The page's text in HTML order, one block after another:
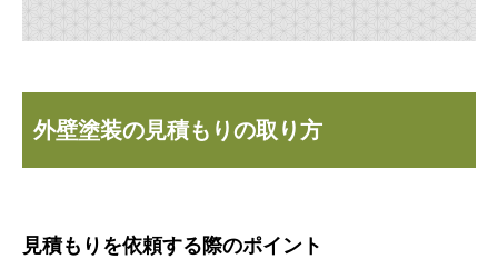
外壁塗装の見積もりの取り方
見積もりを依頼する際のポイント